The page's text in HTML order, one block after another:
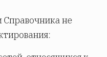
Справочника не